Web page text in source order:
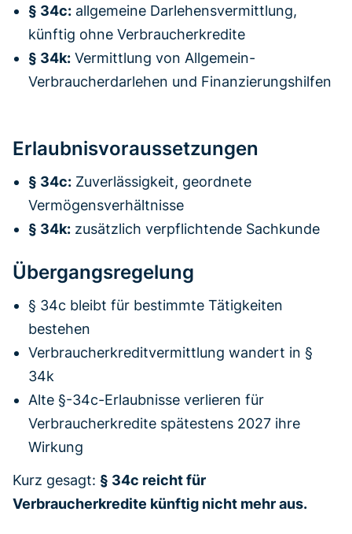
§ 34c: allgemeine Darlehensvermittlung,
künftig ohne Verbraucherkredite
§ 34k: Vermittlung von Allgemein-
Verbraucherdarlehen und Finanzierungshilfen
Erlaubnisvoraussetzungen
§ 34c: Zuverlässigkeit, geordnete
Vermögensverhältnisse
§ 34k: zusätzlich verpflichtende Sachkunde
Übergangsregelung
§ 34c bleibt für bestimmte Tätigkeiten
bestehen
Verbraucherkreditvermittlung wandert in §
34k
Alte §-34c-Erlaubnisse verlieren für
Verbraucherkredite spätestens 2027 ihre
Wirkung
Kurz gesagt: § 34c reicht für
Verbraucherkredite künftig nicht mehr aus.